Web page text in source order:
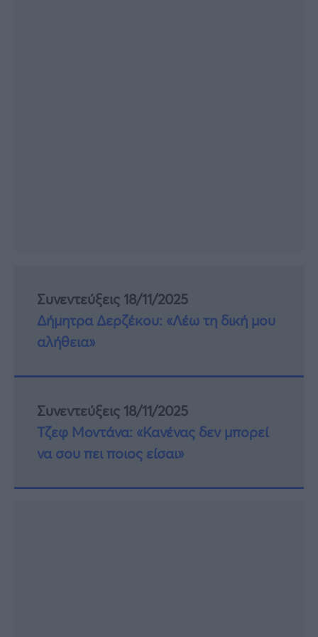
Συνεντεύξεις 18/11/2025
Δήμητρα Δερζέκου: «Λέω τη δική μου
αλήθεια»
Συνεντεύξεις 18/11/2025
Τζεφ Μοντάνα: «Κανένας δεν μπορεί
να σου πει ποιος είσαι»